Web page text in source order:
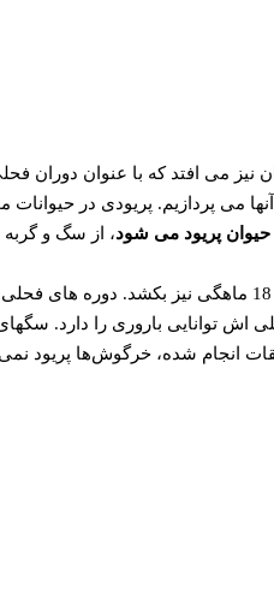
می افتد که با عنوان دوران
آنها می پردازیم. پریودی در
حیوان پریود می شود، از سگ و گربه
توانایی باروری را دارد.
شده، خرگوش‌ها پریود نمی